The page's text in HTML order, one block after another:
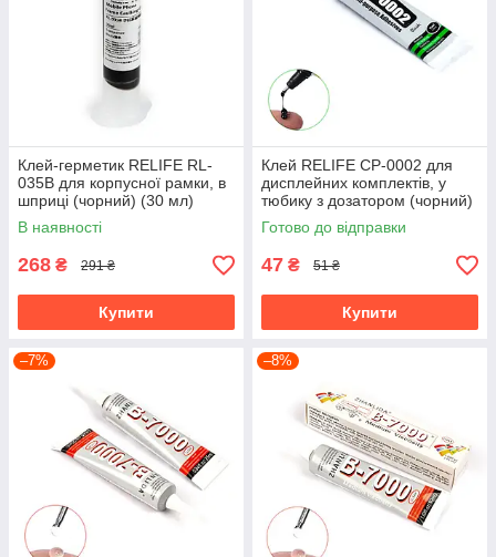
Клей-герметик RELIFE RL-
035B для корпусної рамки, в
шприці (чорний) (30 мл)
В наявності
268 ₴ 291 ₴
Купити
Клей RELIFE CP-0002 для
дисплейних комплектів, у
тюбику з дозатором (чорний)
(15 мл)
Готово до відправки
47 ₴ 51 ₴
Купити
–7% –8%